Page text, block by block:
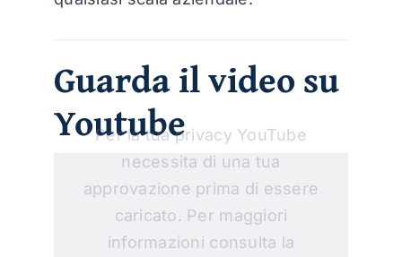
Guarda il video su
Youtube
Per la tua privacy YouTube
necessita di una tua
approvazione prima di essere
caricato. Per maggiori
informazioni consulta la